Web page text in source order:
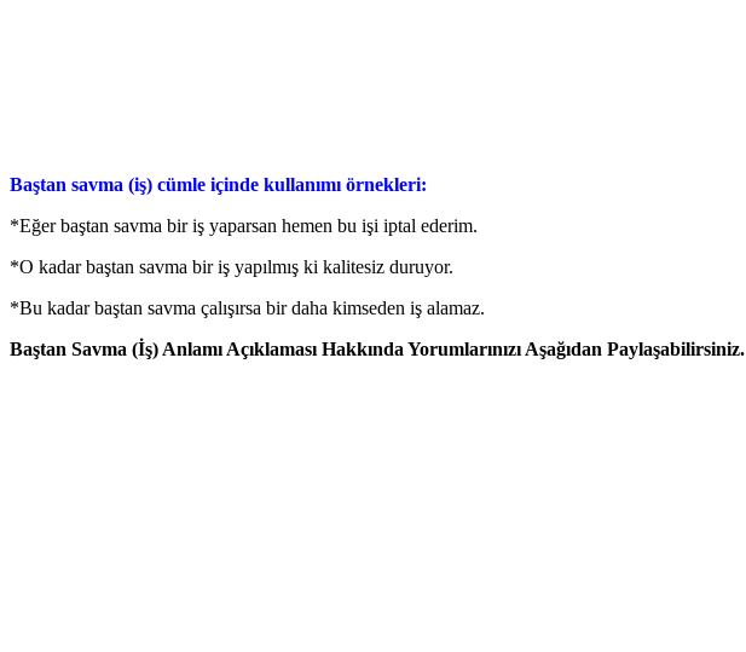
Baştan savma (iş) cümle içinde kullanımı örnekleri:
*Eğer baştan savma bir iş yaparsan hemen bu işi iptal ederim.
*O kadar baştan savma bir iş yapılmış ki kalitesiz duruyor.
*Bu kadar baştan savma çalışırsa bir daha kimseden iş alamaz.
Baştan Savma (İş) Anlamı Açıklaması Hakkında Yorumlarınızı Aşağıdan Paylaşabilirsiniz.